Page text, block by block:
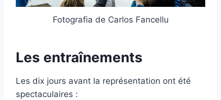
Fotografia de Carlos Fancellu
Les entraînements
Les dix jours avant la représentation ont été
spectaculaires :